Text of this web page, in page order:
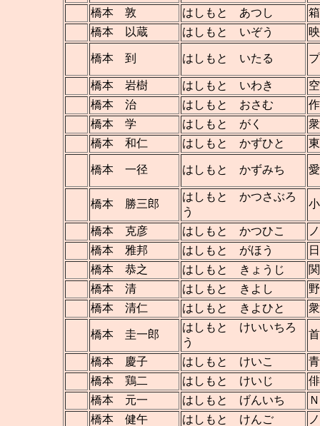
橋本 敦
はしもと あつし
橋本 以蔵
はしもと いぞう
橋本 到 はしもと いたる
橋本 岩樹 はしもと いわき
橋本 治
はしもと おさむ
橋本 学
はしもと がく
橋本 和仁
はしもと かずひと
橋本 一径 はしもと かずみち
橋本 勝三郎
はしもと かつさぶろ
う
橋本 克彦 はしもと かつひこ
橋本 雅邦
はしもと がほう
橋本 恭之
はしもと きょうじ
橋本 清
はしもと きよし
橋本 清仁
はしもと きよひと
橋本 圭一郎
はしもと けいいちろ
う
橋本 慶子 はしもと けいこ
橋本 鶏二
はしもと けいじ
橋本 元一
はしもと げんいち
橋本 健午
はしもと けんご